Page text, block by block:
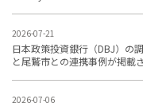
2026-07-21
日本政策投資銀行（DBJ）の
と尾鷲市との連携事例が掲載
2026-07-06